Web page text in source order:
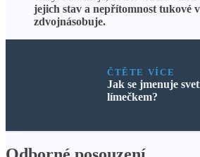
jejich stav a nepřítomnost tukové
zdvojnásobuje.
ČTĚTE VÍCE
Jak se jmenuje
límečkem?